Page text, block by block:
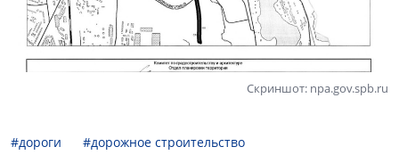
Скриншот: npa.gov.spb.ru
#дороги
#дорожное строительство